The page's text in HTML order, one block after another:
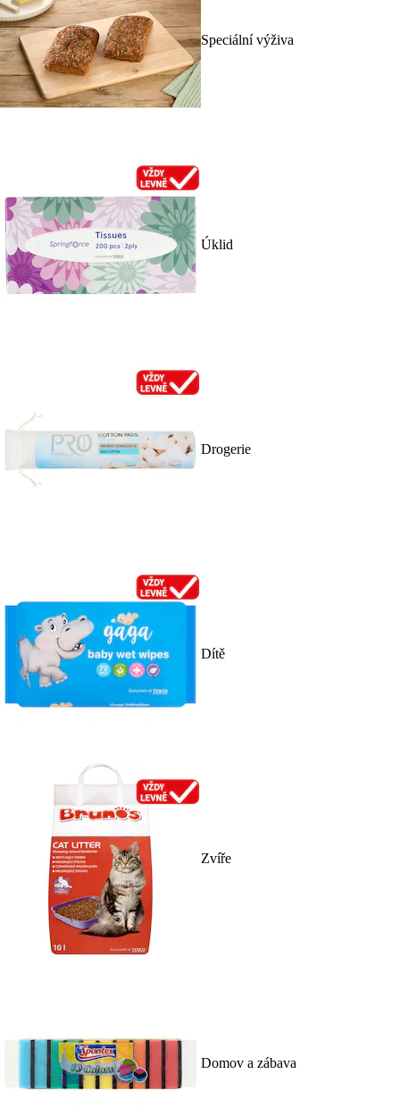
Speciální výživa
Úklid
Drogerie
Dítě
Zvíře
Domov a zábava